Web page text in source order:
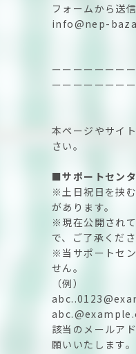
フォームから送
info@nep-
ーーーーーーー
ーーーーーーー
本ページやサイ
さい。
■サポートセン
※土日祝日を挟
があります。
※現在公開され
で、ご了承くださ
※当サポートセ
せん。
（例）
該当のメールア
願いいたします。